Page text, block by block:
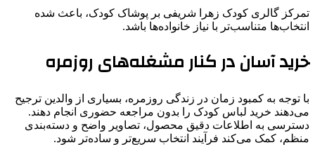
تمرکز گالری کودک زهرا شریفی بر پوشاک کودک، باعث شده
انتخاب‌ها متناسب‌تر با نیاز خانواده‌ها باشد.
خرید آسان در کنار مشغله‌های روزمره
با توجه به کمبود زمان در زندگی روزمره، بسیاری از والدین ترجیح
می‌دهند خرید لباس کودک را بدون مراجعه حضوری انجام دهند.
دسترسی به اطلاعات دقیق محصول، تصاویر واضح و دسته‌بندی
منظم، کمک می‌کند فرآیند انتخاب سریع‌تر و ساده‌تر شود.